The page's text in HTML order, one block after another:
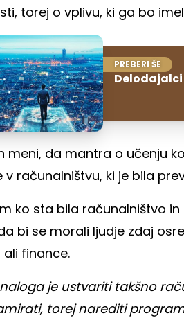
torej o vplivu, ki ga bo
PREBERI ŠE
meni, da mantra o učenju
v računalništvu, ki je bila
ko sta bila računalništvo
bi se morali ljudje zdaj
ali finance.
naloga je ustvariti takšno
torej narediti